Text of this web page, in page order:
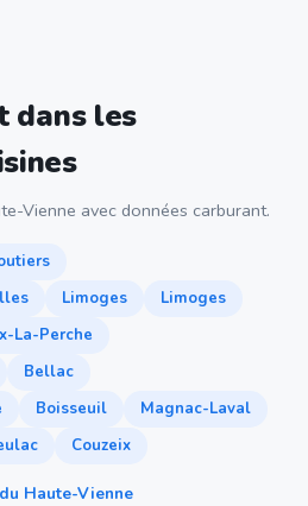
dans les
Vienne avec données carburant.
Limoges
Limoges
La-Perche
Bellac
Boisseuil
Magnac-Laval
Couzeix
Haute-Vienne